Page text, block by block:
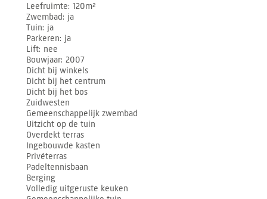
Leefruimte 120m²
Zwembad ja
Tuin ja
Parkeren ja
Lift nee
Bouwjaar 2007
Dicht bij winkels
Dicht bij het centrum
Dicht bij het bos
Zuidwesten
Gemeenschappelijk zwembad
Uitzicht op de tuin
Overdekt terras
Ingebouwde kasten
Privéterras
Padeltennisbaan
Berging
Volledig uitgeruste keuken